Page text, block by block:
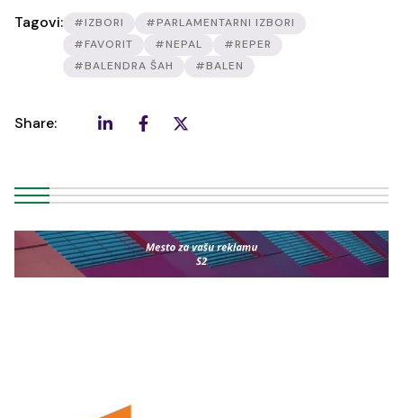
Tagovi: #IZBORI
#PARLAMENTARNI IZBORI
#FAVORIT
#NEPAL
#REPER
#BALENDRA ŠAH
#BALEN
Share: